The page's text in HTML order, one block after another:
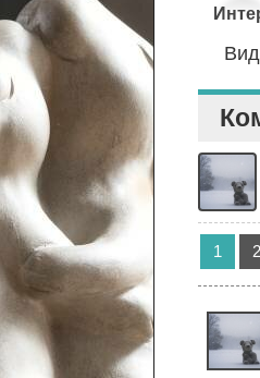
1 2